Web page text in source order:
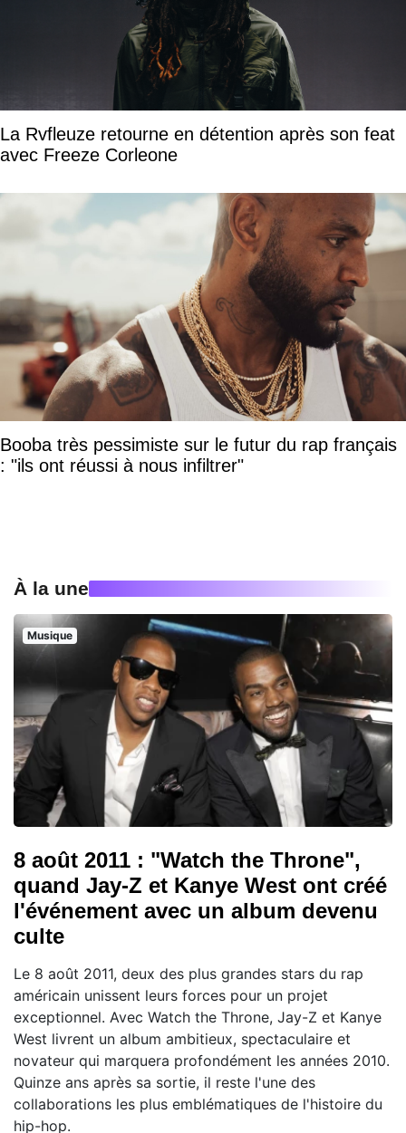
La Rvfleuze retourne en détention après son feat
avec Freeze Corleone
Booba très pessimiste sur le futur du rap français
: "ils ont réussi à nous infiltrer"
À la une
Musique
8 août 2011 : "Watch the Throne",
quand Jay-Z et Kanye West ont créé
l'événement avec un album devenu
culte
Le 8 août 2011, deux des plus grandes stars du rap
américain unissent leurs forces pour un projet
exceptionnel. Avec Watch the Throne, Jay-Z et Kanye
West livrent un album ambitieux, spectaculaire et
novateur qui marquera profondément les années 2010.
Quinze ans après sa sortie, il reste l'une des
collaborations les plus emblématiques de l'histoire du
hip-hop.